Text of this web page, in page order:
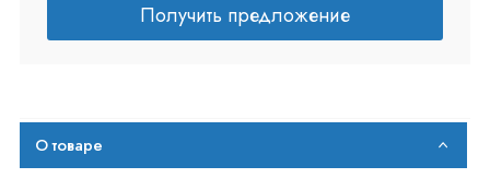
Получить предложение
О товаре